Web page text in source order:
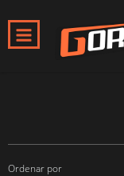
Ordenar por